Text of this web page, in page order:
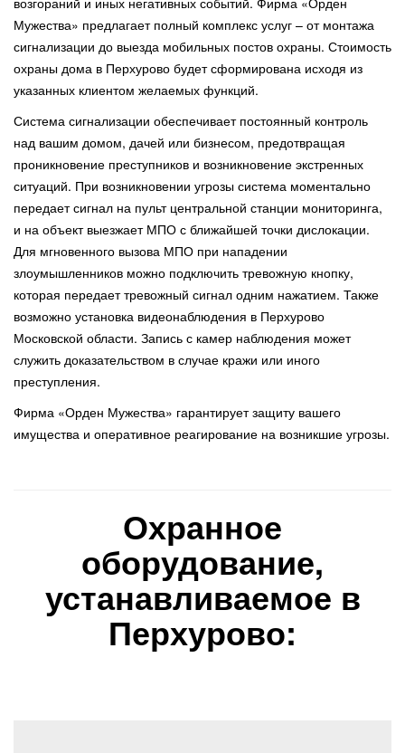
Мужества» предлагает полный комплекс услуг – от монтажа
сигнализации до выезда мобильных постов охраны. Стоимость
охраны дома в Перхурово будет сформирована исходя из
указанных клиентом желаемых функций.
Система сигнализации обеспечивает постоянный контроль
над вашим домом, дачей или бизнесом, предотвращая
проникновение преступников и возникновение экстренных
ситуаций. При возникновении угрозы система моментально
передает сигнал на пульт центральной станции мониторинга,
и на объект выезжает МПО с ближайшей точки дислокации.
Для мгновенного вызова МПО при нападении
злоумышленников можно подключить тревожную кнопку,
которая передает тревожный сигнал одним нажатием. Также
возможно установка видеонаблюдения в Перхурово
Московской области. Запись с камер наблюдения может
служить доказательством в случае кражи или иного
преступления.
Фирма «Орден Мужества» гарантирует защиту вашего
имущества и оперативное реагирование на возникшие угрозы.
Охранное
оборудование,
устанавливаемое в
Перхурово: